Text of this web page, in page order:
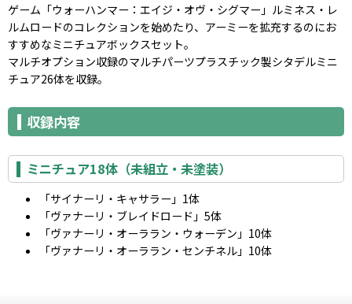
ゲーム「ウォーハンマー：エイジ・オヴ・シグマー」ルミネス・レ
ルムロードのコレクションを始めたり、アーミーを拡充するのにお
すすめなミニチュアボックスセット。
マルチオプション収録のマルチパーツプラスチック製シタデルミニ
チュア26体を収録。
収録内容
ミニチュア18体（未組立・未塗装）
「サイナーリ・キャサラー」1体
「ヴァナーリ・ブレイドロード」5体
「ヴァナーリ・オーララン・ウォーデン」10体
「ヴァナーリ・オーララン・センチネル」10体